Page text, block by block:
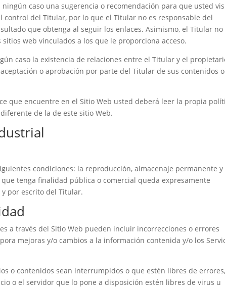
caso una sugerencia o recomendación para que usted
del Titular, por lo que el Titular no es responsable del
que obtenga al seguir los enlaces. Asimismo, el Titular no
web vinculados a los que le proporciona acceso.
caso la existencia de relaciones entre el Titular y el
o aprobación por parte del Titular de sus contenidos o
que encuentre en el Sitio Web usted deberá leer la propia
de la de este sitio Web.
condiciones: la reproducción, almacenaje permanente y
tenga finalidad pública o comercial queda expresamente
por escrito del Titular.
a través del Sitio Web pueden incluir incorrecciones o errores
mejoras y/o cambios a la información contenida y/o los
o contenidos sean interrumpidos o que estén libres de errores,
o el servidor que lo pone a disposición estén libres de virus u